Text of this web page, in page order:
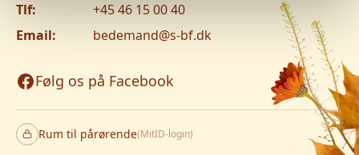
Tlf:
+45 46 15 00 40
Email:
bedemand@s-bf.dk
Følg os på Facebook
Rum til pårørende(MitID-login)